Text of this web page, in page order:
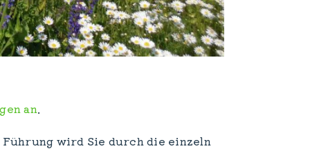
an
wird Sie durch die einzeln